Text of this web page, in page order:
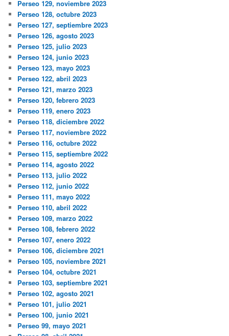
Perseo 129, noviembre 2023
Perseo 128, octubre 2023
Perseo 127, septiembre 2023
Perseo 126, agosto 2023
Perseo 125, julio 2023
Perseo 124, junio 2023
Perseo 123, mayo 2023
Perseo 122, abril 2023
Perseo 121, marzo 2023
Perseo 120, febrero 2023
Perseo 119, enero 2023
Perseo 118, diciembre 2022
Perseo 117, noviembre 2022
Perseo 116, octubre 2022
Perseo 115, septiembre 2022
Perseo 114, agosto 2022
Perseo 113, julio 2022
Perseo 112, junio 2022
Perseo 111, mayo 2022
Perseo 110, abril 2022
Perseo 109, marzo 2022
Perseo 108, febrero 2022
Perseo 107, enero 2022
Perseo 106, diciembre 2021
Perseo 105, noviembre 2021
Perseo 104, octubre 2021
Perseo 103, septiembre 2021
Perseo 102, agosto 2021
Perseo 101, julio 2021
Perseo 100, junio 2021
Perseo 99, mayo 2021